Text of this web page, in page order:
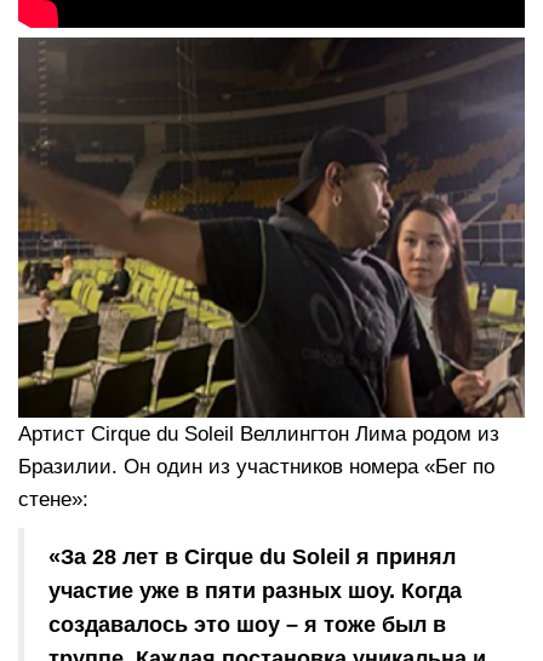
Артист Cirque du Soleil Веллингтон Лима родом из
Бразилии. Он один из участников номера «Бег по
стене»:
«За 28 лет в Cirque du Soleil я принял
участие уже в пяти разных шоу. Когда
создавалось это шоу – я тоже был в